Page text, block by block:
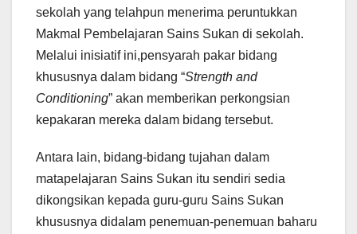
sekolah yang telahpun menerima peruntukkan
Makmal Pembelajaran Sains Sukan di sekolah.
Melalui inisiatif ini,pensyarah pakar bidang
khususnya dalam bidang “Strength and
Conditioning” akan memberikan perkongsian
kepakaran mereka dalam bidang tersebut.
Antara lain, bidang-bidang tujahan dalam
matapelajaran Sains Sukan itu sendiri sedia
dikongsikan kepada guru-guru Sains Sukan
khususnya didalam penemuan-penemuan baharu